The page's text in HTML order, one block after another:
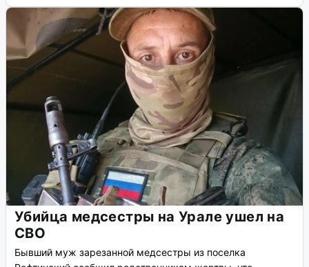
Убийца медсестры на Урале ушел на
СВО
Бывший муж зарезанной медсестры из поселка